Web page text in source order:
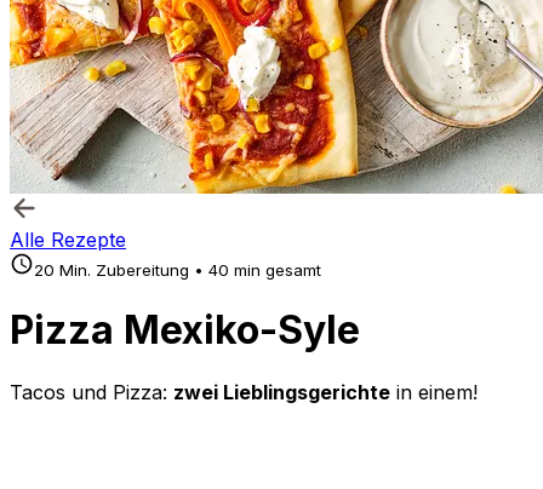
Alle Rezepte
20 Min. Zubereitung • 40 min gesamt
Pizza Mexiko-Syle
Tacos und Pizza: zwei Lieblingsgerichte in einem!